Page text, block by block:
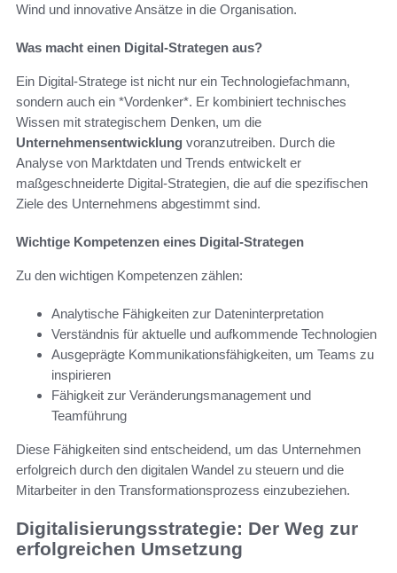
Wind und innovative Ansätze in die Organisation.
Was macht einen Digital-Strategen aus?
Ein Digital-Stratege ist nicht nur ein Technologiefachmann,
sondern auch ein *Vordenker*. Er kombiniert technisches
Wissen mit strategischem Denken, um die
Unternehmensentwicklung voranzutreiben. Durch die
Analyse von Marktdaten und Trends entwickelt er
maßgeschneiderte Digital-Strategien, die auf die spezifischen
Ziele des Unternehmens abgestimmt sind.
Wichtige Kompetenzen eines Digital-Strategen
Zu den wichtigen Kompetenzen zählen:
Analytische Fähigkeiten zur Dateninterpretation
Verständnis für aktuelle und aufkommende Technologien
Ausgeprägte Kommunikationsfähigkeiten, um Teams zu
inspirieren
Fähigkeit zur Veränderungsmanagement und
Teamführung
Diese Fähigkeiten sind entscheidend, um das Unternehmen
erfolgreich durch den digitalen Wandel zu steuern und die
Mitarbeiter in den Transformationsprozess einzubeziehen.
Digitalisierungsstrategie: Der Weg zur
erfolgreichen Umsetzung